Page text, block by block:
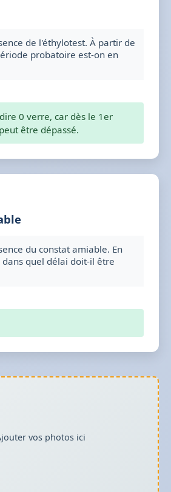
de l'éthylotest. À partir de
probatoire est-on en
0 verre, car dès le 1er
être dépassé.
du constat amiable. En
dans quel délai doit-il être
vos photos ici